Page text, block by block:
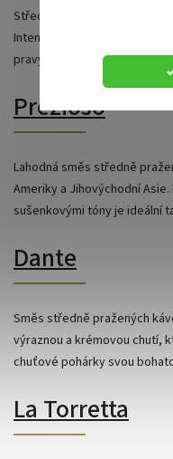
Středně pražená kávová
Intenzivní a velmi příjemná
pravý chuťový zážitek.
Prezioso
Lahodná směs středně
Ameriky a Jihovýchodní
sušenkovými tóny je ideální
Dante
Směs středně pražených
výraznou a krémovou chutí,
chuťové pohárky svou
La Torretta